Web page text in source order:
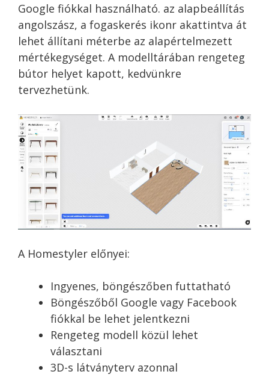
Google fiókkal használható. az alapbeállítás
angolszász, a fogaskerés ikonr akattintva át
lehet állítani méterbe az alapértelmezett
mértékegységet. A modelltárában rengeteg
bútor helyet kapott, kedvünkre
tervezhetünk.
A Homestyler előnyei:
Ingyenes, böngészőben futtatható
Böngészőből Google vagy Facebook
fiókkal be lehet jelentkezni
Rengeteg modell közül lehet
választani
3D-s látványterv azonnal